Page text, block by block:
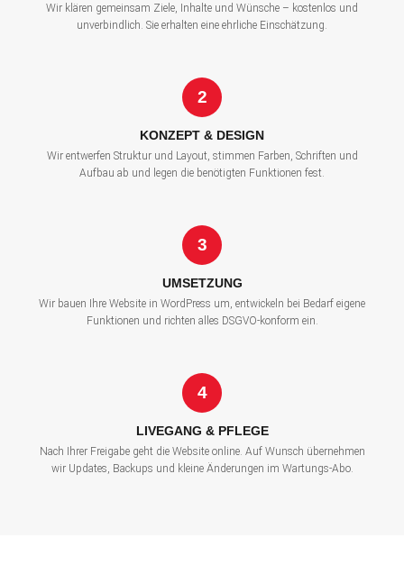
Wir klären gemeinsam Ziele, Inhalte und Wünsche – kostenlos und
unverbindlich. Sie erhalten eine ehrliche Einschätzung.
2
KONZEPT & DESIGN
Wir entwerfen Struktur und Layout, stimmen Farben, Schriften und
Aufbau ab und legen die benötigten Funktionen fest.
3
UMSETZUNG
Wir bauen Ihre Website in WordPress um, entwickeln bei Bedarf eigene
Funktionen und richten alles DSGVO-konform ein.
4
LIVEGANG & PFLEGE
Nach Ihrer Freigabe geht die Website online. Auf Wunsch übernehmen
wir Updates, Backups und kleine Änderungen im Wartungs-Abo.